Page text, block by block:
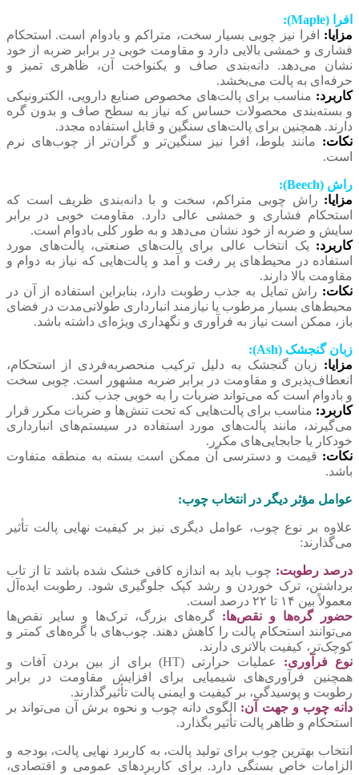
افرا (Maple):
مزایا: افرا نیز چوبی بسیار سخت، متراکم و بادوام است. استحکام
فشاری و خمشی بالایی دارد و مقاومت خوبی در برابر ضربه از خود
نشان می‌دهد. دانه‌بندی صاف و یکنواخت آن، ظاهری تمیز و
حرفه‌ای به پالت می‌بخشد.
کاربرد: مناسب برای پالت‌های مخصوص صنایع دارویی، الکترونیکی
و بسته‌بندی محصولات حساس که نیاز به سطح صاف و بدون گره
دارند. همچنین برای پالت‌های سنگین و قابل استفاده مجدد.
نکات: مانند بلوط، افرا نیز سنگین‌تر و گران‌تر از چوب‌های نرم
است.
راش (Beech):
مزایا: راش چوبی متراکم، سخت و با دانه‌بندی ظریف است که
استحکام فشاری و خمشی عالی دارد. مقاومت خوبی در برابر
سایش و ضربه از خود نشان می‌دهد و به طور کلی بادوام است.
کاربرد: یک انتخاب عالی برای پالت‌های صنعتی، پالت‌های مورد
استفاده در محیط‌های پر رفت و آمد و پالت‌هایی که نیاز به دوام و
مقاومت بالا دارند.
نکات: راش تمایل به جذب رطوبت دارد، بنابراین استفاده از آن در
محیط‌های بسیار مرطوب یا نیازمند انبارداری طولانی‌مدت در فضای
باز، ممکن است نیاز به فرآوری و نگهداری ویژه‌ای داشته باشد.
زبان گنجشک (Ash):
مزایا: زبان گنجشک به دلیل ترکیب منحصربه‌فردی از استحکام،
انعطاف‌پذیری و مقاومت در برابر ضربه مشهور است. چوبی سخت
و بادوام است که می‌تواند ضربات را به خوبی جذب کند.
کاربرد: مناسب برای پالت‌هایی که تحت تنش‌ها و ضربات مکرر قرار
می‌گیرند، مانند پالت‌های مورد استفاده در سیستم‌های انبارداری
خودکار یا جابجایی‌های مکرر.
نکات: قیمت و دسترسی آن ممکن است بسته به منطقه متفاوت
باشد.
عوامل مؤثر دیگر در انتخاب چوب:
علاوه بر نوع چوب، عوامل دیگری نیز بر کیفیت نهایی پالت تأثیر
می‌گذارند:
درصد رطوبت: چوب باید به اندازه کافی خشک شده باشد تا از تاب
برداشتن، ترک خوردن و رشد کپک جلوگیری شود. رطوبت ایده‌آل
معمولاً بین ۱۴ تا ۲۲ درصد است.
حضور گره‌ها و نقص‌ها: گره‌های بزرگ، ترک‌ها و سایر نقص‌ها
می‌توانند استحکام پالت را کاهش دهند. چوب‌های با گره‌های کمتر و
کوچک‌تر، کیفیت بالاتری دارند.
نوع فرآوری:
عملیات حرارتی (HT) برای از بین بردن آفات و
همچنین فرآوری‌های شیمیایی برای افزایش مقاومت در برابر
رطوبت و پوسیدگی، بر کیفیت و ایمنی پالت تأثیرگذارند.
دانه چوب و جهت آن: الگوی دانه چوب و نحوه برش آن می‌تواند بر
استحکام و ظاهر پالت تأثیر بگذارد.
انتخاب بهترین چوب برای تولید پالت، به کاربرد نهایی پالت، بودجه و
الزامات خاص بستگی دارد. برای کاربردهای عمومی و اقتصادی،